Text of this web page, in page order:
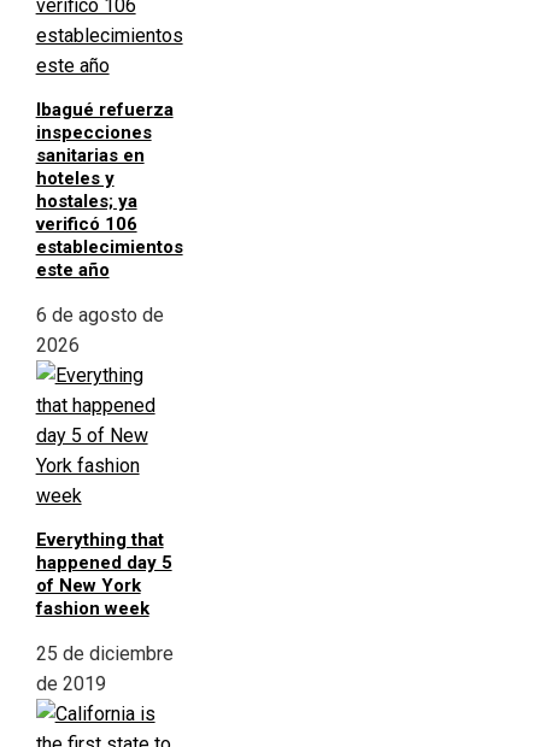
Ibagué refuerza
inspecciones
sanitarias en
hoteles y
hostales; ya
verificó 106
establecimientos
este año
6 de agosto de
2026
Everything that
happened day 5
of New York
fashion week
25 de diciembre
de 2019